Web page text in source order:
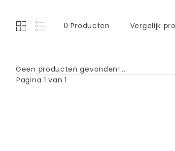
0 Producten Vergelijk
Geen producten gevonden!...
Pagina 1 van 1